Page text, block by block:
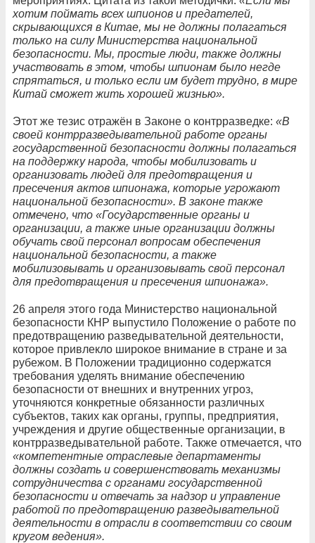
хотим поймать всех шпионов и предателей,
скрывающихся в Китае, мы не должны полагаться
только на силу Министерства национальной
безопасности. Мы, простые люди, также должны
участвовать в этом, чтобы шпионам было негде
спрятаться, и только если им будет трудно, в мире
Китай сможет жить хорошей жизнью».
Этот же тезис отражён в Законе о контрразведке: «В
своей контрразведывательной работе органы
государственной безопасности должны полагаться
на поддержку народа, чтобы мобилизовать и
организовать людей для предотвращения и
пресечения актов шпионажа, которые угрожают
национальной безопасности». В законе также
отмечено, что «Государственные органы и
организации, а также иные организации должны
обучать свой персонал вопросам обеспечения
национальной безопасности, а также
мобилизовывать и организовывать свой персонал
для предотвращения и пресечения шпионажа».
26 апреля этого года Министерство национальной
безопасности КНР выпустило Положение о работе по
предотвращению разведывательной деятельности,
которое привлекло широкое внимание в стране и за
рубежом. В Положении традиционно содержатся
требования уделять внимание обеспечению
безопасности от внешних и внутренних угроз,
уточняются конкретные обязанности различных
субъектов, таких как органы, группы, предприятия,
учреждения и другие общественные организации, в
контрразведывательной работе. Также отмечается, что
«компетентные отраслевые департаменты
должны создать и совершенствовать механизмы
сотрудничества с органами государственной
безопасности и отвечать за надзор и управление
работой по предотвращению разведывательной
деятельности в отрасли в соответствии со своим
кругом ведения».